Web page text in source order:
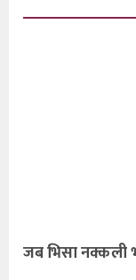
जब भिसा नक्कली